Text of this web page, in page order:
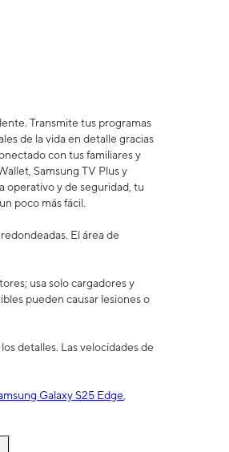
Transmite tus programas
de la vida en detalle gracias
con tus familiares y
Samsung TV Plus y
operativo y de seguridad, tu
poco más fácil.
El área de
usa solo cargadores y
pueden causar lesiones o
detalles. Las velocidades de
Galaxy S25 Edge